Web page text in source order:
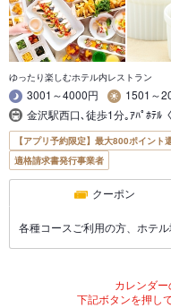
ゆったり楽しむホテル内レストラン
3001～4000円
1501～
金沢駅西口､徒歩1分｡ｱﾊﾟﾎﾃﾙ
【アプリ予約限定】最大800ポイント
適格請求書発行事業者
クーポン
各種コースご利用の方、ホテ
カレンダー
下記ボタンを押し